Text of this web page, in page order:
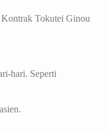
Tokutei Ginou
hari. Seperti